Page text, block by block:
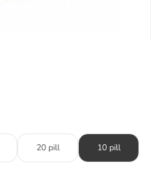
20 pill 10 pill